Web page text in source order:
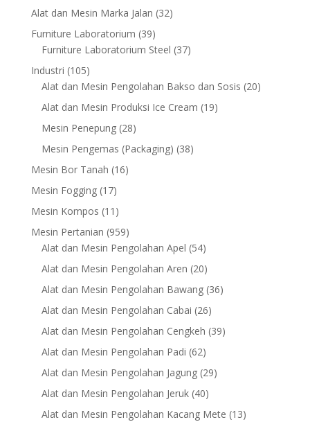
Alat dan Mesin Marka Jalan 3232
Furniture Laboratorium 3939
products
Furniture Laboratorium Steel 3737
Industri 105105
products
Alat dan Mesin Pengolahan Bakso dan Sosis 2020
Alat dan Mesin Produksi Ice Cream 1919
Mesin Penepung 2828
products
Mesin Pengemas (Packaging) 3838
Mesin Bor Tanah 1616
Mesin Fogging 1717
products
Mesin Kompos 11 11
products
Mesin Pertanian 959959
products
Alat dan Mesin Pengolahan Apel 5454
products
Alat dan Mesin Pengolahan Aren 2020
products
Alat dan Mesin Pengolahan Bawang 3636
Alat dan Mesin Pengolahan Cabai 2626
products
Alat dan Mesin Pengolahan Cengkeh 3939
Alat dan Mesin Pengolahan Padi 6262
products
Alat dan Mesin Pengolahan Jagung 2929
Alat dan Mesin Pengolahan Jeruk 4040
products
Alat dan Mesin Pengolahan Kacang Mete 1313